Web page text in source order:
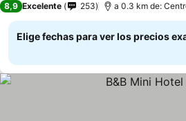
8,9 Excelente 253 a 0.3 km de:
Elige fechas para ver los precios